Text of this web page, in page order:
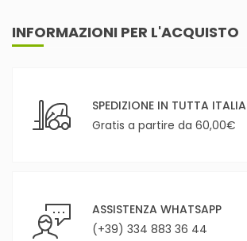
INFORMAZIONI PER L'ACQUISTO
SPEDIZIONE IN TUTTA ITALIA
Gratis a partire da 60,00€
ASSISTENZA WHATSAPP
(+39) 334 883 36 44